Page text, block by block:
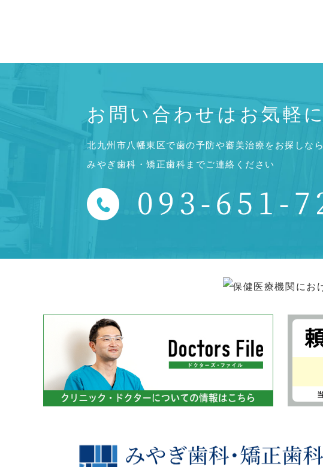
お問い合わせはお気軽に
北九州市八幡東区で歯の予防や審美治療をお探しなら
みやぎ歯科・矯正歯科までご連絡ください